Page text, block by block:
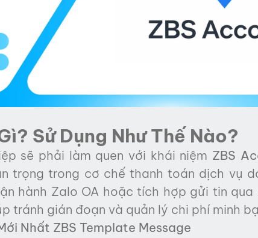
Sử Dụng Như Thế Nào?
sẽ phải làm quen với khái niệm ZBS
trọng trong cơ chế thanh toán dịch vụ
hành Zalo OA hoặc tích hợp gửi tin qua
tránh gián đoạn và quản lý chi phí minh
Nhất ZBS Template Message